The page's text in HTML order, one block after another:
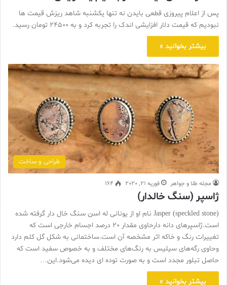
پس از اعلام پیروزی قطعی بایدن نه تنها یکشنبه شاهد ریزش قیمت ها
نبودیم که قیمت دلار افزایشی اندک را تجربه کرد و به ۲۴۵۰۰ تومان رسید.
بیشتر بخوانید »
طراحی و ساخت
مجله طلا و جواهر فوریه 21, 2020 164
ژاسپر (سنگ خالدار)
(Jasper (speckled stone نام او از یونانی له اسن سنگ خال دار گرفته شده
است.ژاسپرهای دانه دارحاوی مقدار 20 درصد اجسام خارجی است که
تغییرات رنگ و خاکه اثر مشخصه آن است.ساختمانی به شکل گل کلم دارد
وحاوی رگه‌های سیلیس به رنگ‌های مختلف و به خصوص سفید است که
حاصل تبلور مجدد است و به صورت توده ای دیده می‌شود.این…
بیشتر بخوانید »